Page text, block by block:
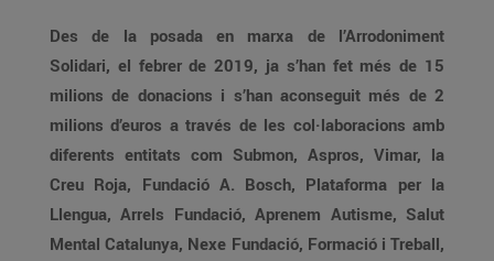
Des de la posada en marxa de l’Arrodoniment
Solidari, el febrer de 2019, ja s’han fet més de 15
milions de donacions i s’han aconseguit més de 2
milions d’euros a través de les col·laboracions amb
diferents entitats com Submon, Aspros, Vimar, la
Creu Roja, Fundació A. Bosch, Plataforma per la
Llengua, Arrels Fundació, Aprenem Autisme, Salut
Mental Catalunya, Nexe Fundació, Formació i Treball,